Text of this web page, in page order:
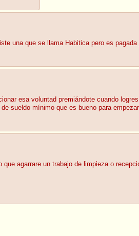
una que se llama Habitica pero es
esa voluntad premiándote cuando
sueldo mínimo que es bueno para
agarrare un trabajo de limpieza o